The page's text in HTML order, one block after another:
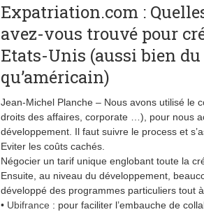
Expatriation.com :
avez-vous trouvé pour
Etats-Unis (aussi bien
qu’américain)
Jean-Michel Planche – Nous avons utilisé le
droits des affaires, corporate …), pour nous
développement. Il faut suivre le process et
Eviter les coûts cachés.
Négocier un tarif unique englobant toute la
Ensuite, au niveau du développement,
développé des programmes particuliers tout
• Ubifrance : pour faciliter l’embauche de